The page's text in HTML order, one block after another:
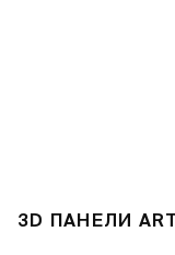
3D ПАНЕЛИ